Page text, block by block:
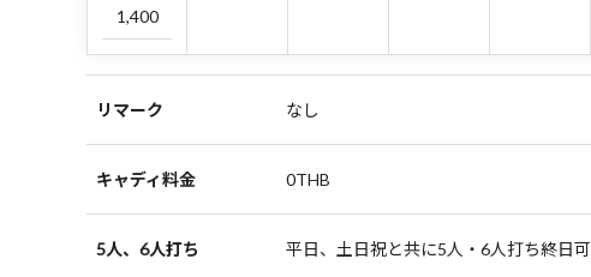
1,400
リマーク なし
キャディ料金 0THB
5人、6人打ち 平日、土日祝と共に5人・6人打ち終日可